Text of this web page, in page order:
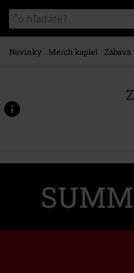
na
hlavný
obsah
Katalóg
vyhľadávania
Novinky Merch kapiel Zábava